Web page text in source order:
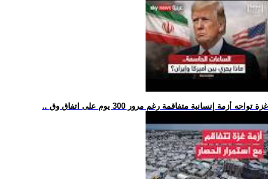
.. غزة تواجه أزمة إنسانية متفاقمة رغم مرور 300 يوم على اتفاق وق